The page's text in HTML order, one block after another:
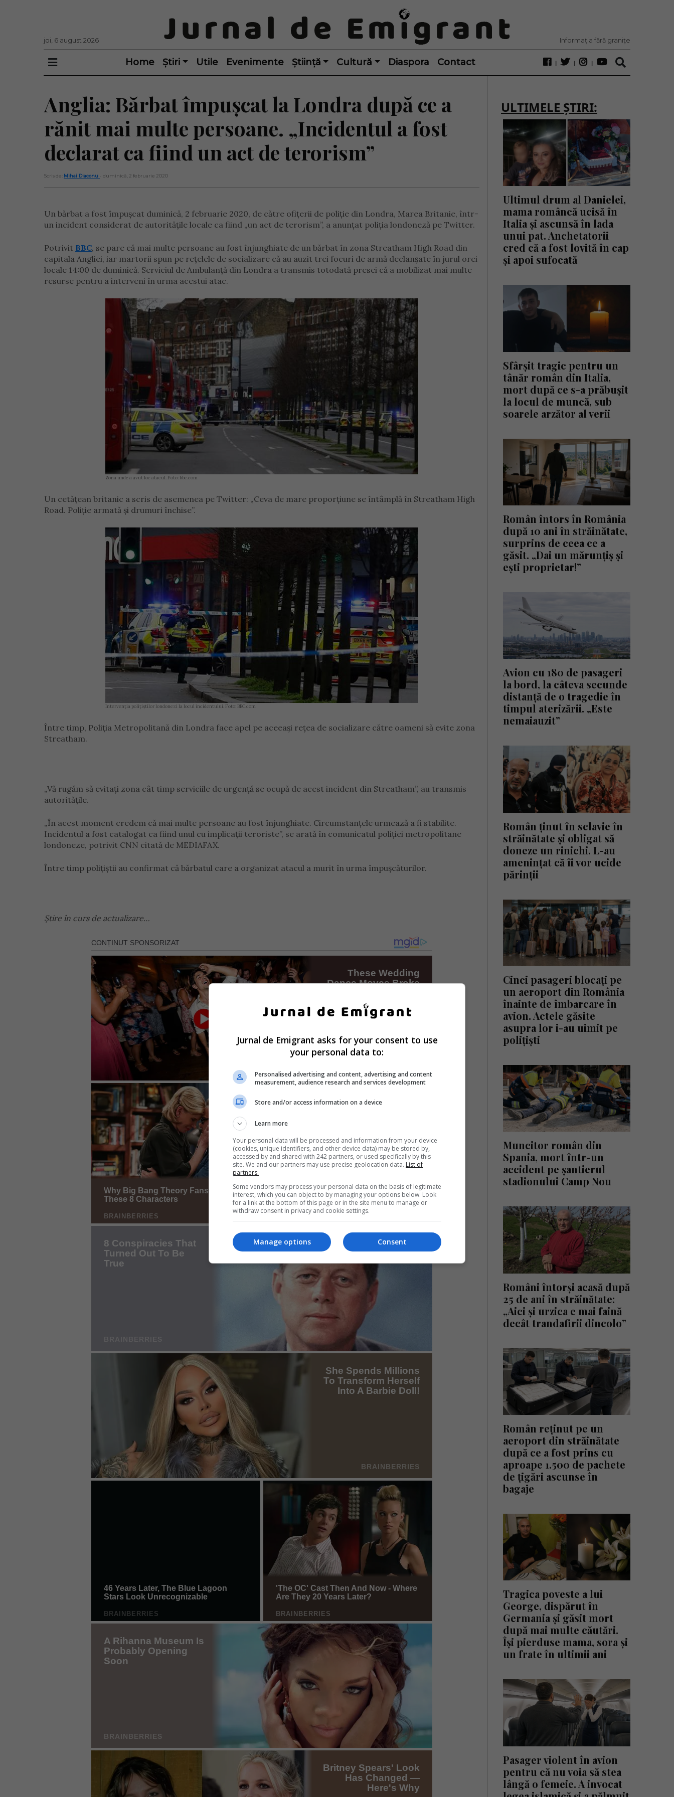
joi, 6 august 2026 Informația fără granițe
Home Știri Utile Evenimente Știință Cultură Diaspora Contact
Anglia: Bărbat împușcat la Londra după ce a
rănit mai multe persoane. „Incidentul a fost
declarat ca fiind un act de terorism”
Scris de: Mihai Diaconu - duminică, 2 februarie 2020
Un bărbat a fost împușcat duminică, 2 februarie 2020, de către ofițerii de poliție din Londra, Marea Britanie, într-
un incident considerat de autoritățile locale ca fiind „un act de terorism”, a anunțat poliția londoneză pe Twitter.
Potrivit BBC, se pare că mai multe persoane au fost înjunghiate de un bărbat în zona Streatham High Road din
capitala Angliei, iar martorii spun pe rețelele de socializare că au auzit trei focuri de armă declanșate în jurul orei
locale 14:00 de duminică. Serviciul de Ambulanță din Londra a transmis totodată presei că a mobilizat mai multe
resurse pentru a interveni în urma acestui atac.
Zona unde a avut loc atacul. Foto: bbc.com
Un cetățean britanic a scris de asemenea pe Twitter: „Ceva de mare proporțiune se întâmplă în Streatham High
Road. Poliție armată și drumuri închise”.
Intervenția polițiștilor londonezi la locul incidentului. Foto: BBC.com
Între timp, Poliția Metropolitană din Londra face apel pe aceeași rețea de socializare către oameni să evite zona
Streatham.
„Vă rugăm să evitați zona cât timp serviciile de urgență se ocupă de acest incident din Streatham”, au transmis
autoritățile.
„În acest moment credem că mai multe persoane au fost înjunghiate. Circumstanţele urmează a fi stabilite.
Incidentul a fost catalogat ca fiind unul cu implicaţii teroriste”, se arată în comunicatul poliţiei metropolitane
londoneze, potrivit CNN citată de MEDIAFAX.
Între timp polițiștii au confirmat că bărbatul care a organizat atacul a murit în urma împușcăturilor.
Știre în curs de actualizare…
ULTIMELE ȘTIRI:
Ultimul drum al Danielei,
mama româncă ucisă în
Italia și ascunsă în lada
unui pat. Anchetatorii
cred că a fost lovită în cap
și apoi sufocată
Sfârșit tragic pentru un
tânăr român din Italia,
mort după ce s-a prăbușit
la locul de muncă, sub
soarele arzător al verii
Român întors în România
după 10 ani în străinătate,
surprins de ceea ce a
găsit. „Dai un mărunțiș și
ești proprietar!”
Avion cu 180 de pasageri
la bord, la câteva secunde
distanță de o tragedie în
timpul aterizării. „Este
nemaiauzit”
Român ținut în sclavie în
străinătate și obligat să
doneze un rinichi. L-au
amenințat că îi vor ucide
părinții
Cinci pasageri blocați pe
un aeroport din România
înainte de îmbarcare în
avion. Actele găsite
asupra lor i-au uimit pe
polițiști
Muncitor român din
Spania, mort într-un
accident pe șantierul
stadionului Camp Nou
Români întorși acasă după
25 de ani în străinătate:
„Aici și urzica e mai faină
decât trandafirii dincolo”
Român reținut pe un
aeroport din străinătate
după ce a fost prins cu
aproape 1.500 de pachete
de țigări ascunse în
bagaje
Tragica poveste a lui
George, dispărut în
Germania și găsit mort
după mai multe căutări.
Își pierduse mama, sora și
un frate în ultimii ani
Pasager violent în avion
pentru că nu voia să stea
lângă o femeie. A invocat
Jurnal de Emigrant asks for your consent to use
your personal data to:
Personalised advertising and content, advertising and content
measurement, audience research and services development
Store and/or access information on a device
Learn more
Your personal data will be processed and information from your device
(cookies, unique identifiers, and other device data) may be stored by,
accessed by and shared with 242 partners, or used specifically by this
site. We and our partners may use precise geolocation data. List of
partners.
Some vendors may process your personal data on the basis of legitimate
interest, which you can object to by managing your options below. Look
for a link at the bottom of this page or in the site menu to manage or
withdraw consent in privacy and cookie settings.
Consent
Manage options